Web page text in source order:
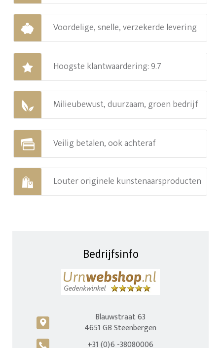
Voordelige, snelle, verzekerde levering
Hoogste klantwaardering: 9.7
Milieubewust, duurzaam, groen bedrijf
Veilig betalen, ook achteraf
Louter originele kunstenaarsproducten
Bedrijfsinfo
c
Blauwstraat 63
4651 GB Steenbergen
A +31 (0)6 -38080006